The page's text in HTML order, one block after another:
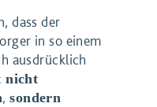
dass der
in so einem
ausdrücklich
nicht
,sondern